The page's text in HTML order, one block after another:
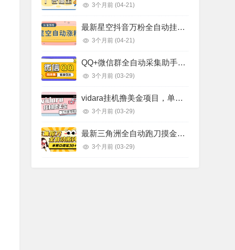
3个月前 (04-21)
最新星空抖音万粉全自动挂机养号涨粉工具，零封控解放双手自动引流【涨粉工具＋使用教程】
3个月前 (04-21)
QQ+微信群全自动采集助手，精准引流必备神器【永久脚本+使用教程】
3个月前 (03-29)
vidara挂机撸美金项目，单日收益30美金+工作室可批量搞【挂机脚本+使用教程】
3个月前 (03-29)
最新三角洲全自动跑刀摸金挂机项目，单窗口30+稳定跑刀不封单日轻松1千万【挂机脚本+使用教程】
3个月前 (03-29)